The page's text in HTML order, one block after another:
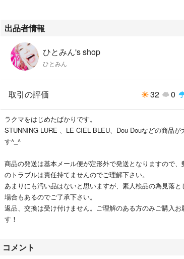
出品者情報
ひとみん's shop
ひとみん
取引の評価 32 0
ラクマをはじめたばかりです。
STUNNING LURE 、LE CIEL BLEU、Dou Douなどの商品が
す^_^
商品の発送は基本メール便が定形外で発送となりますので、
のトラブルは責任持てませんのでご理解下さい。
あまりにも汚い品はないと思いますが、素人検品の為見落と
場合もあるのでご了承下さい。
返品、交換は受け付けません。ご理解のある方のみご購入お
す！
コメント